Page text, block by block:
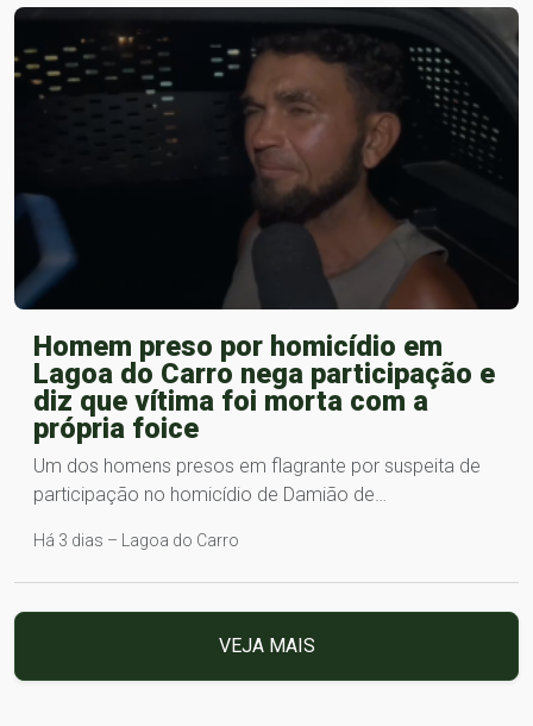
Homem preso por homicídio em
Lagoa do Carro nega participação e
diz que vítima foi morta com a
própria foice
Um dos homens presos em flagrante por suspeita de
participação no homicídio de Damião de…
Há 3 dias – Lagoa do Carro
VEJA MAIS